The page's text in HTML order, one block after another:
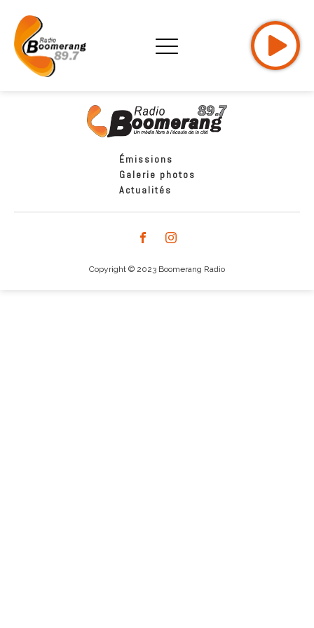
Émissions
Galerie photos
Actualités
Copyright © 2023 Boomerang Radio